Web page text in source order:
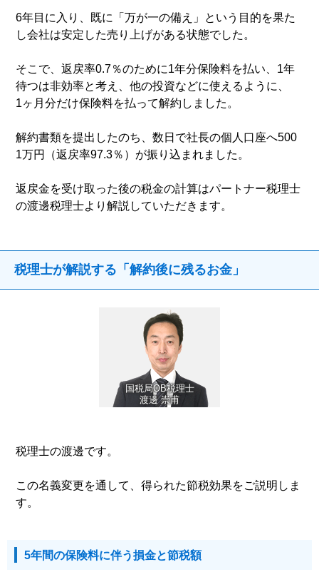
6年目に入り、既に「万が一の備え」という目的を果た
し会社は安定した売り上げがある状態でした。
そこで、返戻率0.7％のために1年分保険料を払い、1年
待つは非効率と考え、他の投資などに使えるように、
1ヶ月分だけ保険料を払って解約しました。
解約書類を提出したのち、数日で社長の個人口座へ500
1万円（返戻率97.3％）が振り込まれました。
返戻金を受け取った後の税金の計算はパートナー税理士
の渡邊税理士より解説していただきます。
税理士が解説する「解約後に残るお金」
国税局OB税理士
渡邊 崇甫
税理士の渡邊です。
この名義変更を通して、得られた節税効果をご説明しま
す。
5年間の保険料に伴う損金と節税額